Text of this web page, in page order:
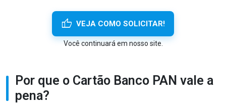
thumb_up VEJA COMO SOLICITAR!
Você continuará em nosso site.
Por que o Cartão Banco PAN vale a
pena?